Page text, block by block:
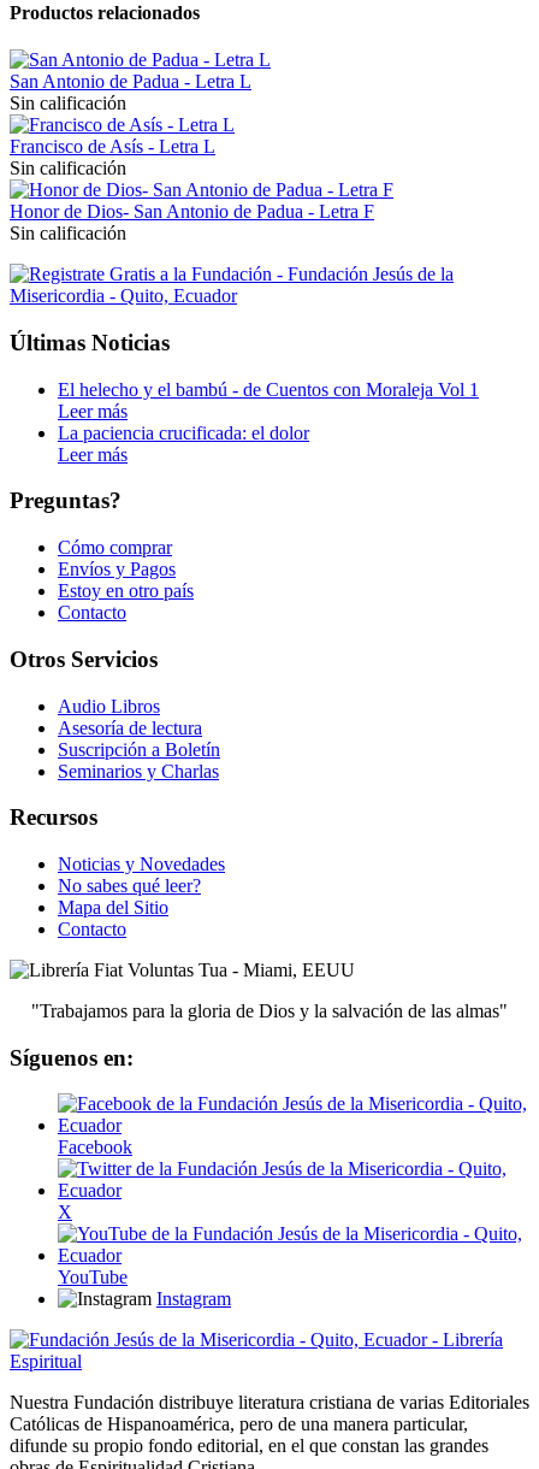
Productos relacionados
San Antonio de Padua - Letra L
Sin calificación
Francisco de Asís - Letra L
Sin calificación
Honor de Dios- San Antonio de Padua - Letra F
Sin calificación
Últimas Noticias
El helecho y el bambú - de Cuentos con Moraleja Vol 1
Leer más
La paciencia crucificada: el dolor
Leer más
Preguntas?
Cómo comprar
Envíos y Pagos
Estoy en otro país
Contacto
Otros Servicios
Audio Libros
Asesoría de lectura
Suscripción a Boletín
Seminarios y Charlas
Recursos
Noticias y Novedades
No sabes qué leer?
Mapa del Sitio
Contacto
"Trabajamos para la gloria de Dios y la salvación de las almas"
Síguenos en:
Facebook
X
YouTube
Instagram
Nuestra Fundación distribuye literatura cristiana de varias Editoriales
Católicas de Hispanoamérica, pero de una manera particular,
difunde su propio fondo editorial, en el que constan las grandes